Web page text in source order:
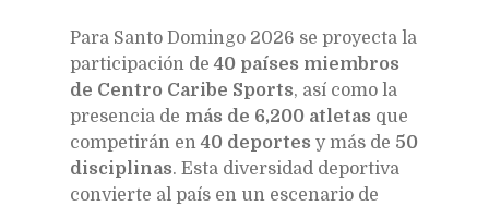
Para Santo Domingo 2026 se proyecta la
participación de40 países miembros
de Centro Caribe Sports, así como la
presencia de más de 6,200 atletas que
competirán en40 deportes y más de 50
disciplinas. Esta diversidad deportiva
convierte al país en un escenario de